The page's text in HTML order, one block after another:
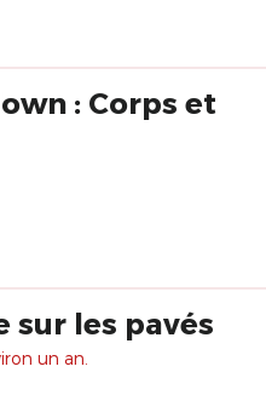
: Corps et
sur les pavés
un an.